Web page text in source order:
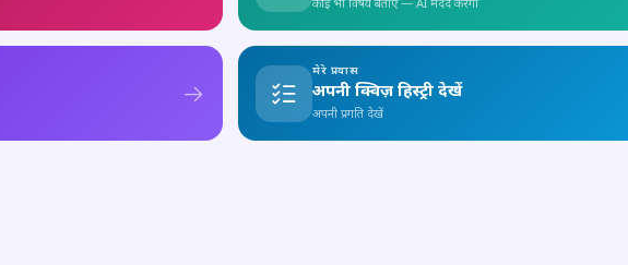
कोई भी विषय बताएँ — AI मदद करेगा
मेरे प्रयास
अपनी क्विज़ हिस्ट्री देखें
अपनी प्रगति देखें